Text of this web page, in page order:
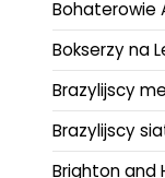
Bohaterowie
Bokserzy na
Brazylijscy
Brazylijscy
Brighton and